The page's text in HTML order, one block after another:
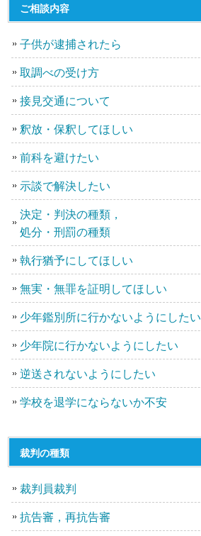
ご相談内容
子供が逮捕されたら
取調べの受け方
接見交通について
釈放・保釈してほしい
前科を避けたい
示談で解決したい
決定・判決の種類，
処分・刑罰の種類
執行猶予にしてほしい
無実・無罪を証明してほしい
少年鑑別所に行かないようにしたい
少年院に行かないようにしたい
逆送されないようにしたい
学校を退学にならないか不安
裁判の種類
裁判員裁判
抗告審，再抗告審